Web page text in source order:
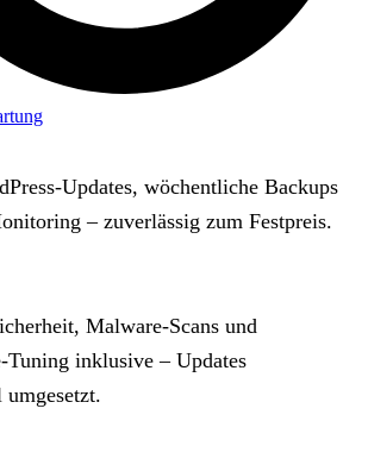
wöchentliche Backups
– zuverlässig zum Festpreis.
Malware‑Scans und
inklusive – Updates